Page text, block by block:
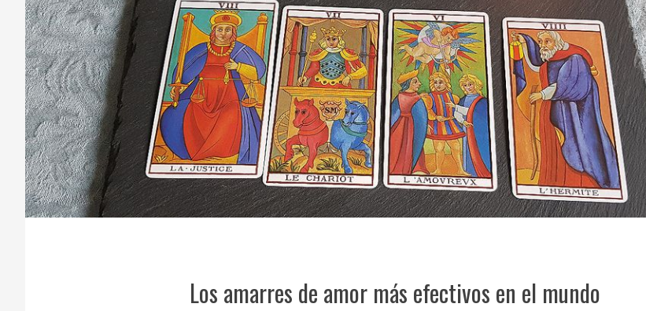
Los amarres de amor más efectivos en el mundo